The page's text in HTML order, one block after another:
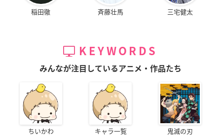
稲田徹 斉藤壮馬 三宅健太
KEYWORDS
みんなが注目しているアニメ・作品たち
ちいかわ キャラ一覧 鬼滅の刃